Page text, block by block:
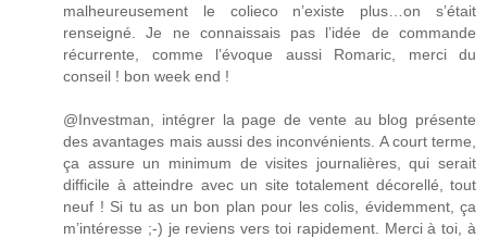
malheureusement le colieco n’existe plus…on s’était
renseigné. Je ne connaissais pas l’idée de commande
récurrente, comme l’évoque aussi Romaric, merci du
conseil ! bon week end !
@Investman, intégrer la page de vente au blog présente
des avantages mais aussi des inconvénients. A court terme,
ça assure un minimum de visites journalières, qui serait
difficile à atteindre avec un site totalement décorellé, tout
neuf ! Si tu as un bon plan pour les colis, évidemment, ça
m’intéresse ;-) je reviens vers toi rapidement. Merci à toi, à